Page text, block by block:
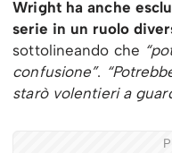
Wright ha anche
serie in un ruolo
sottolineando che
confusione”.
starò volentieri a